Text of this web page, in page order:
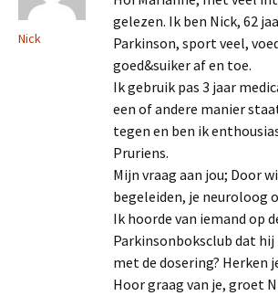
Nick
gelezen. Ik ben Nick, 62
Parkinson, sport veel,
goed&suiker af en toe.
Ik gebruik pas 3 jaar
een of andere manier
tegen en ben ik
Pruriens.
Mijn vraag aan jou; Door
begeleiden, je neuroloog
Ik hoorde van iemand op
Parkinsonboksclub dat hij
met de dosering? Herken
Hoor graag van je, groet